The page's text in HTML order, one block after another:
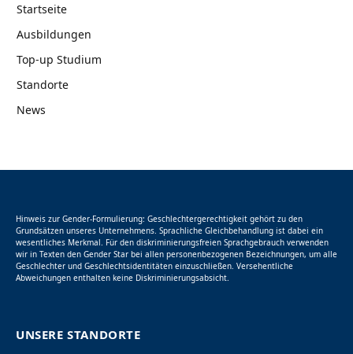
Startseite
Ausbildungen
Top-up Studium
Standorte
News
Hinweis zur Gender-Formulierung: Geschlechtergerechtigkeit gehört zu den
Grundsätzen unseres Unternehmens. Sprachliche Gleichbehandlung ist dabei ein
wesentliches Merkmal. Für den diskriminierungsfreien Sprachgebrauch verwenden
wir in Texten den Gender Star bei allen personenbezogenen Bezeichnungen, um alle
Geschlechter und Geschlechtsidentitäten einzuschließen. Versehentliche
Abweichungen enthalten keine Diskriminierungsabsicht.
UNSERE STANDORTE